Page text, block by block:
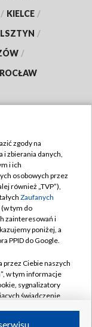
/ KIELCE /
/
/
zgody na
i zbierania danych,
i ich
osobowych przez
również „TVP”),
Zaufanych
tym do
zainteresowań i
poniżej, a
PPID do Google.
przez Ciebie naszych
w tym informacje
sygnalizatory
świadczenie